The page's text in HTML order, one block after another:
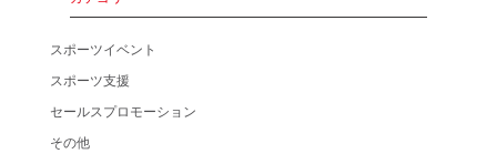
スポーツイベント
スポーツ支援
セールスプロモーション
その他